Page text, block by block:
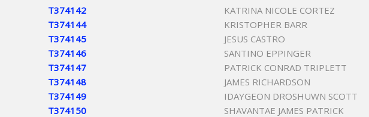
T374142
KATRINA NICOLE CORTEZ
T374144
KRISTOPHER BARR
T374145
JESUS CASTRO
T374146
SANTINO EPPINGER
T374147
PATRICK CONRAD TRIPLETT
T374148
JAMES RICHARDSON
T374149
IDAYGEON DROSHUWN SCOTT
T374150
SHAVANTAE JAMES PATRICK